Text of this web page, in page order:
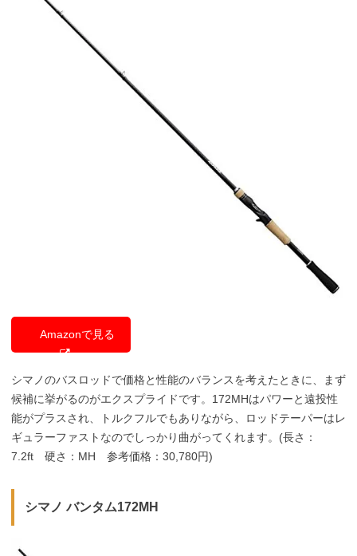
Amazonで見る
シマノのバスロッドで価格と性能のバランスを考えたときに、まず
候補に挙がるのがエクスプライドです。172MHはパワーと遠投性
能がプラスされ、トルクフルでもありながら、ロッドテーパーはレ
ギュラーファストなのでしっかり曲がってくれます。 (長さ：
7.2ft 硬さ：MH 参考価格：30,780円)
シマノ バンタム172MH